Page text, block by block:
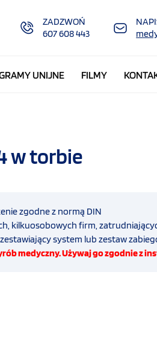
ZADZWOŃ
607 608 443
UNIJNE FILMY
w torbie
zgodne z normą DIN
kilkuosobowych firm,
system lub zestaw
medyczny. Używaj go zgodnie z